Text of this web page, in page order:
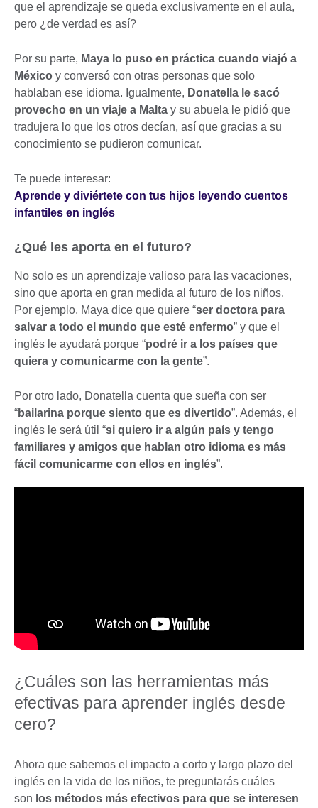
que el aprendizaje se queda exclusivamente en el aula,
pero ¿de verdad es así?
Por su parte, Maya lo puso en práctica cuando viajó a
México y conversó con otras personas que solo
hablaban ese idioma. Igualmente, Donatella le sacó
provecho en un viaje a Malta y su abuela le pidió que
tradujera lo que los otros decían, así que gracias a su
conocimiento se pudieron comunicar.
Te puede interesar:
Aprende y diviértete con tus hijos leyendo cuentos
infantiles en inglés
¿Qué les aporta en el futuro?
No solo es un aprendizaje valioso para las vacaciones,
sino que aporta en gran medida al futuro de los niños.
Por ejemplo, Maya dice que quiere “ser doctora para
salvar a todo el mundo que esté enfermo” y que el
inglés le ayudará porque “podré ir a los países que
quiera y comunicarme con la gente”.
Por otro lado, Donatella cuenta que sueña con ser
“bailarina porque siento que es divertido”. Además, el
inglés le será útil “si quiero ir a algún país y tengo
familiares y amigos que hablan otro idioma es más
fácil comunicarme con ellos en inglés”.
¿Cuáles son las herramientas más
efectivas para aprender inglés desde
cero?
Ahora que sabemos el impacto a corto y largo plazo del
inglés en la vida de los niños, te preguntarás cuáles
son los métodos más efectivos para que se interesen